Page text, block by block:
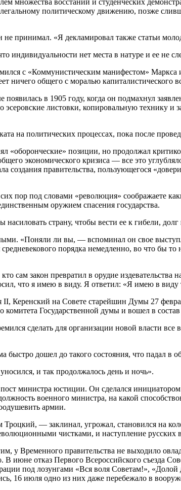
политическому движению, позже
принимал. «Я декламировал также статьи
индивидуальности нет места в натуре и ее не
с «Коммунистическим манифестом» Маркса
ничего общего с моралью
в 1905 году, когда он подмахнул
листовки, копировальную технику
на политических процессах, пока после
позиции, но продолжал
экономического кризиса — все это
создания правительства, пользующегося
пор под словами «революция» соображаете
оружием спасения государства.
насиловать страну, чтобы вести ее к гибели,
«Поняли ли вы, — вспоминал он свое
порядка немедленно, во что бы
сам закон превратил в орудие
что я имею в виду. Я ответил: «Я имею в
Керенский на Совете старейшин Думы 27
Государственной думы и вошел в
сделать для организации новой власти
быстро дошел до такого состояния, что падал в
и так продолжалось день и ночь».
министра юстиции. Он сделался
военного министра, на какой
армии.
— заклинал, угрожал, становился на
чистками, и наступление
у Временного правительства не выходило
июне отказ Первого Всероссийского съезда
под лозунгами «Вся воля Советам!»,
16 июля одно из них даже перебежало в